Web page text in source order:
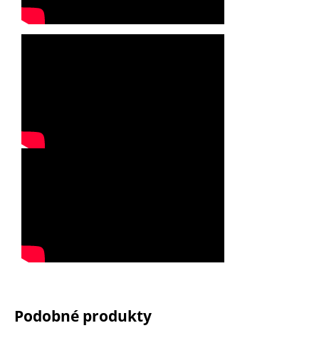
Podobné produkty